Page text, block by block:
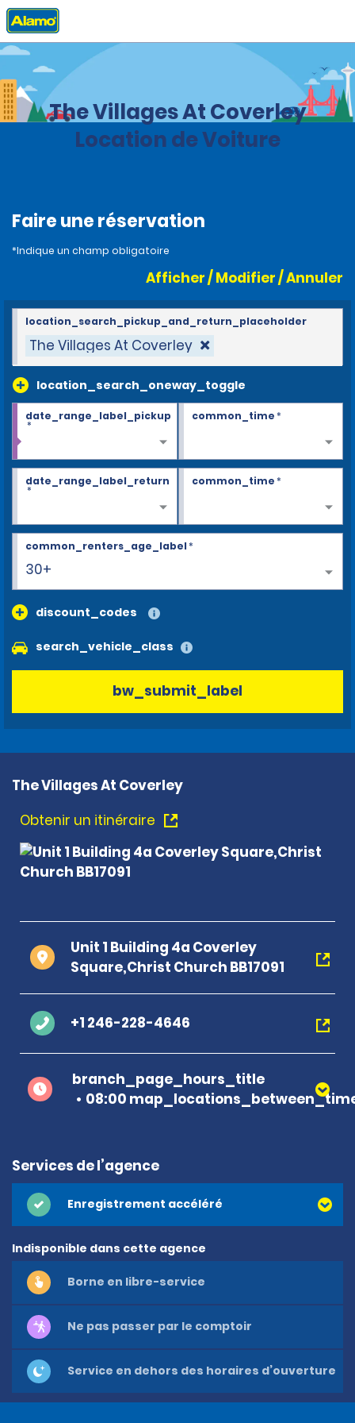
Accueil Agences
The Villages At Coverley
Location de Voiture
Faire une réservation
*Indique un champ obligatoire
Afficher / Modifier / Annuler
The Villages At Coverley
location_search_oneway_toggle
location_search_pickup_and_return_placeholder
date_range_label_pickup
*
common_time*
date_range_label_return
*
common_time*
30+
common_renters_age_label*
discount_codes
search_vehicle_class
bw_submit_label
The Villages At Coverley
Obtenir un itinéraire
Unit 1 Building 4a Coverley
Square,Christ Church BB17091
+1 246-228-4646
branch_page_hours_title
08:00
Services de l’agence
Enregistrement accéléré
Indisponible dans cette agence
Borne en libre-service
Ne pas passer par le comptoir
Service en dehors des horaires d’ouverture